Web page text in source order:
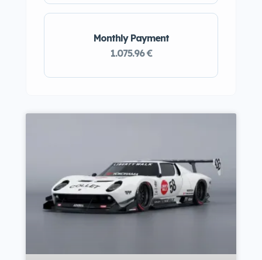
Monthly Payment
1.075.96 €